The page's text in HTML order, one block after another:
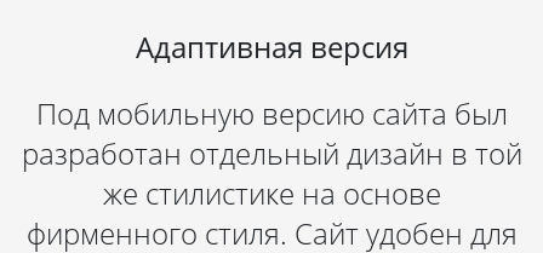
Адаптивная версия
Под мобильную версию сайта был
разработан отдельный дизайн в той
же стилистике на основе
фирменного стиля. Сайт удобен для